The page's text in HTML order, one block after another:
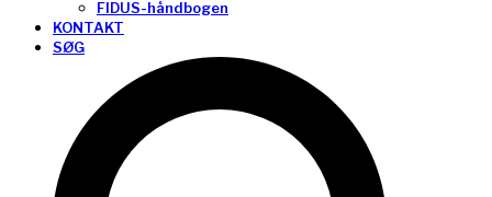
FIDUS-håndbogen
KONTAKT
SØG